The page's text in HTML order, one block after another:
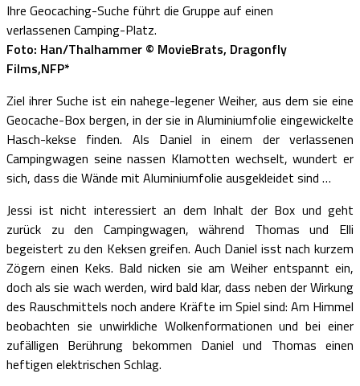
Ihre Geocaching-Suche führt die Gruppe auf einen
verlassenen Camping-Platz.
Foto: Han/Thalhammer © MovieBrats, Dragonfly
Films,NFP*
Ziel ihrer Suche ist ein nahege-legener Weiher, aus dem sie eine
Geocache-Box bergen, in der sie in Aluminiumfolie eingewickelte
Hasch-kekse finden. Als Daniel in einem der verlassenen
Campingwagen seine nassen Klamotten wechselt, wundert er
sich, dass die Wände mit Aluminiumfolie ausgekleidet sind …
Jessi ist nicht interessiert an dem Inhalt der Box und geht
zurück zu den Campingwagen, während Thomas und Elli
begeistert zu den Keksen greifen. Auch Daniel isst nach kurzem
Zögern einen Keks. Bald nicken sie am Weiher entspannt ein,
doch als sie wach werden, wird bald klar, dass neben der Wirkung
des Rauschmittels noch andere Kräfte im Spiel sind: Am Himmel
beobachten sie unwirkliche Wolkenformationen und bei einer
zufälligen Berührung bekommen Daniel und Thomas einen
heftigen elektrischen Schlag.